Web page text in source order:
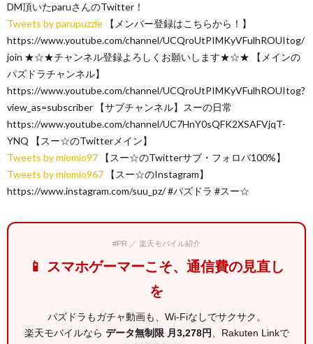
DM頂いたparuさんのTwitter！
Tweets by parupuzzle 【メンバー登録はこちらから！】
https://www.youtube.com/channel/UCQroUtPIMKyVFulhROUItog/
join ★☆★チャンネル登録よろしくお願いします★☆★ 【メインの
パズドラチャンネル】
https://www.youtube.com/channel/UCQroUtPIMKyVFulhROUItog?
view_as=subscriber 【サブチャンネル】スーの日常
https://www.youtube.com/channel/UC7HnY0sQFK2XSAFVjqT-
YNQ 【スー☆のTwitterメイン】
Tweets by miomio97 【スー☆のTwitterサブ・フォロバ100%】
Tweets by miomio967 【スー☆のInstagram】
https://www.instagram.com/suu_pz/ #パズドラ #スー☆
#PR ／ 楽天モバイル紹介
📱 スマホゲーマーこそ、通信費の見直し
を
パズドラもガチャ動画も、Wi-Fiなしでサクサク。
楽天モバイルなら データ無制限 月3,278円 、Rakuten Linkで